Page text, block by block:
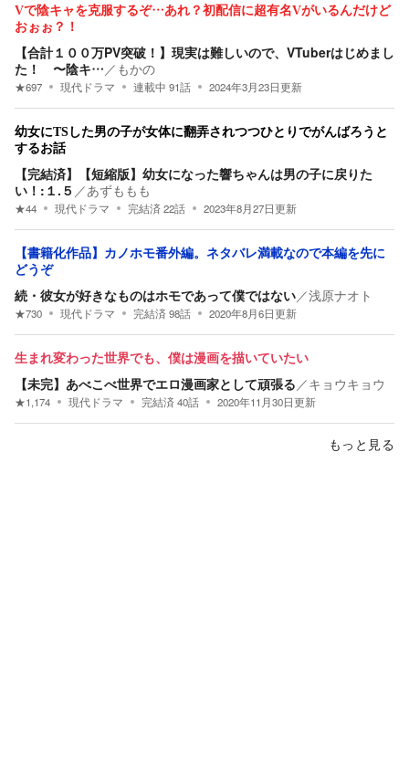
Vで陰キャを克服するぞ…あれ？初配信に超有名Vがいるんだけど
おぉぉ？！
【合計１００万PV突破！】現実は難しいので、VTuberはじめまし
た！ 〜陰キ…／ もかの
★697 現代ドラマ 連載中 91話 2024年3月23日更新
幼女にTSした男の子が女体に翻弄されつつひとりでがんばろうと
するお話
【完結済】【短縮版】幼女になった響ちゃんは男の子に戻りた
い！:１.５ ／あずももも
★44 現代ドラマ 完結済22話 2023年8月27日更新
【書籍化作品】カノホモ番外編。ネタバレ満載なので本編を先に
どうぞ
続・彼女が好きなものはホモであって僕ではない／浅原ナオト
★730 現代ドラマ 完結済98話 2020年8月6日更新
生まれ変わった世界でも、僕は漫画を描いていたい
【未完】あべこべ世界でエロ漫画家として頑張る／キョウキョウ
★1,174 現代ドラマ 完結済40話 2020年11月30日更新
もっと見る